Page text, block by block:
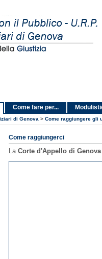
Come fare per...
di Genova > Come raggiungere gli
Come raggiungerci
La Corte d'Appello di Genova